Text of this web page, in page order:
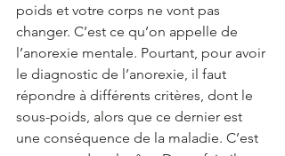
poids et votre corps ne vont pas
changer. C’est ce qu’on appelle de
l’anorexie mentale. Pourtant, pour avoir
le diagnostic de l’anorexie, il faut
répondre à différents critères, dont le
sous-poids, alors que ce dernier est
une conséquence de la maladie. C’est